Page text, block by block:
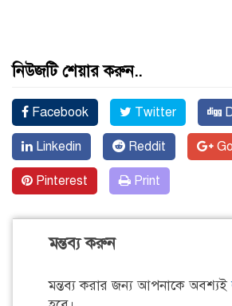
নিউজটি শেয়ার করুন..
Facebook Twitter
Linkedin Reddit
Pinterest Print
মন্তব্য করুন
মন্তব্য করার জন্য আপনাকে অবশ্যই